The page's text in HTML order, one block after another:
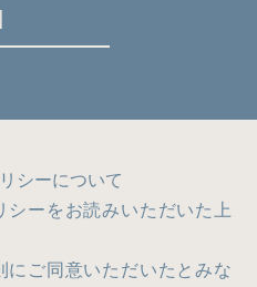
る質問
シーについて
ーをお読みいただいた上
にご同意いただいたとみな